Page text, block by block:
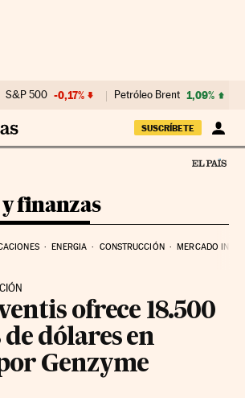
S&P 500 -0,17% Petróleo Brent 1,09%
SUSCRÍBETE
finanzas
ENERGIA CONSTRUCCIÓN MERCADO
ofrece 18.500
dólares en
Genzyme